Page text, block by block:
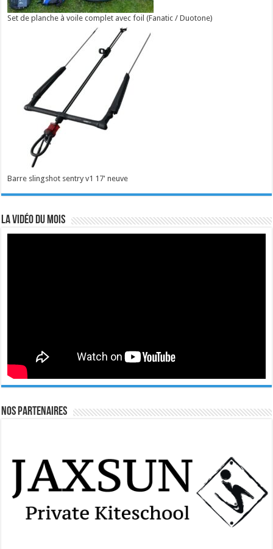
Set de planche à voile complet avec foil (Fanatic / Duotone)
Barre slingshot sentry v1 17' neuve
La vidéo du mois
Nos Partenaires